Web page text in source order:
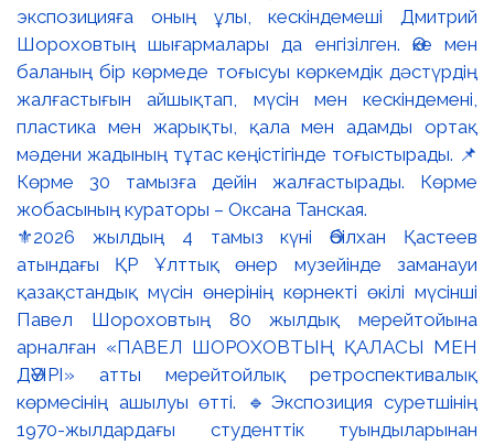
⚜️2026 жылдың 4 тамыз күні Әбілхан Қастеев
атындағы ҚР Ұлттық өнер музейінде заманауи
қазақстандық мүсін өнерінің көрнекті өкілі мүсінші
Павел Шороховтың 80 жылдық мерейтойына
арналған «ПАВЕЛ ШОРОХОВТЫҢ ҚАЛАСЫ МЕН
ДӘУІРІ» атты мерейтойлық ретроспективалық
көрмесінің ашылуы өтті. 🔹Экспозиция суретшінің
1970-жылдардағы студенттік туындыларынан